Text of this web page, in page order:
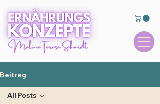
Beitrag
All Posts